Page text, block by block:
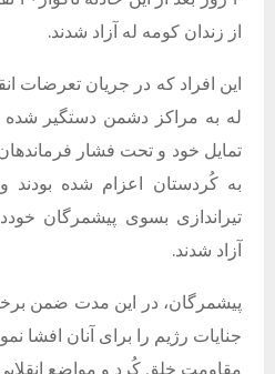
از زندان کومه له آزاد شدند.
این افراد که در جریان تعرضات
له به مراکز دشمن دستگیر شده
تمایل خود و تحت فشار
به کُردستان اعزام شده بودند
تیراندازی بسوی پیشمرگان
آزاد شدند.
پیشمرگان، در این مدت ضمن
جنایات رژیم را برای آنان افشا
مقاومت خلق کُرد و مواضع